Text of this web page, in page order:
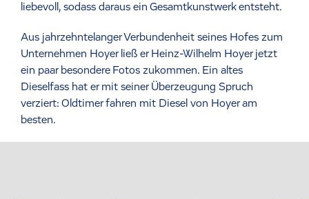
liebevoll, sodass daraus ein Gesamtkunstwerk entsteht.
Aus jahrzehntelanger Verbundenheit seines Hofes zum
Unternehmen Hoyer ließ er Heinz-Wilhelm Hoyer jetzt
ein paar besondere Fotos zukommen. Ein altes
Dieselfass hat er mit seiner Überzeugung Spruch
verziert: Oldtimer fahren mit Diesel von Hoyer am
besten.